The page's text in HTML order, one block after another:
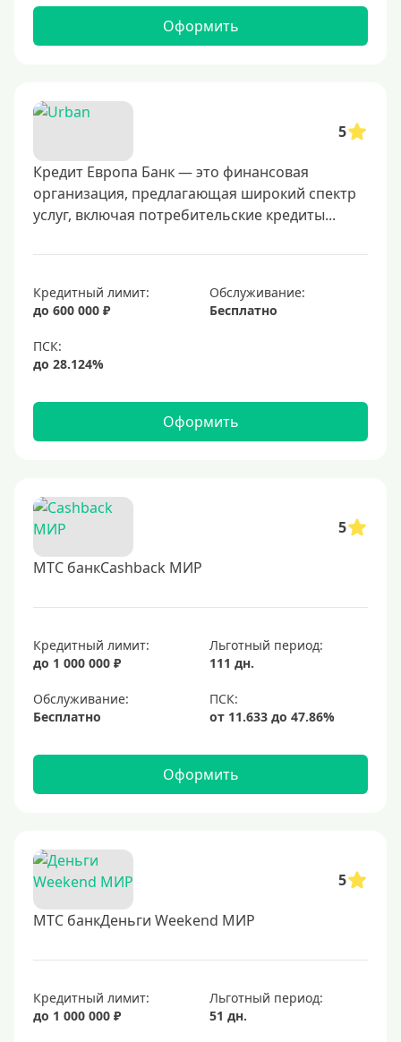
Оформить
5
Кредит Европа Банк — это финансовая
организация, предлагающая широкий спектр
услуг, включая потребительские кредиты...
Кредитный лимит:
до 600 000 ₽
Обслуживание:
Бесплатно
Оформить
5
МТС банкCashback МИР
Кредитный лимит:
до 1 000 000 ₽
Льготный период:
111 дн.
Обслуживание:
Бесплатно
Оформить
5
МТС банкДеньги Weekend МИР
Кредитный лимит:
до 1 000 000 ₽
Льготный период:
51 дн.